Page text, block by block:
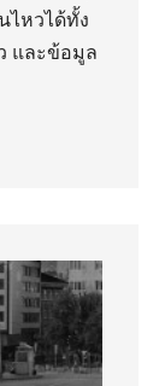
ไหวได้ทั้ง
และข้อมูล